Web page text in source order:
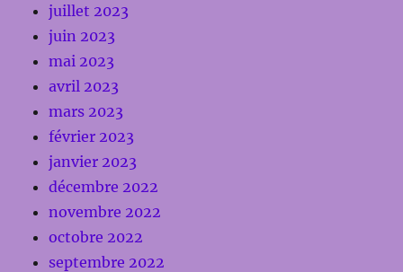
juillet 2023
juin 2023
mai 2023
avril 2023
mars 2023
février 2023
janvier 2023
décembre 2022
novembre 2022
octobre 2022
septembre 2022